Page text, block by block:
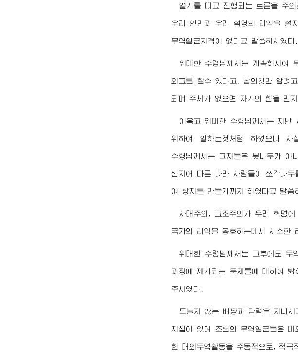
열기를 띠고 진행되는 토론을 주
우리 인민과 우리 혁명의 리익을 철
무역일군자격이 없다고 말씀하시였다.
위대한 수령님께서 는 계속하시여
외교를 할수 있다고, 남의것만 알려
되며 주체가 없으면 자기의 힘을 믿
이윽고위대한 수령님께서 는 지난
위하여 일하는것처럼 하였으나
수령님께서 는 그자들은 봇나무가 아
심지어 다른 나라 사람들이 쪼각나
여 상자를 만들기까지 하였다고 말씀
사대주의, 교조주의가 우리 혁명
국가의 리익을 옹호하는데서 사소한
위대한 수령님께서 는 그후에도 무
과정에 제기되는 문제들에 대하여
주시였다.
드놀지 않는 배짱과 담력을 지니
치심이 있어 조선의 무역일군들은 대
한 대외무역활동을 주동적으로, 적극